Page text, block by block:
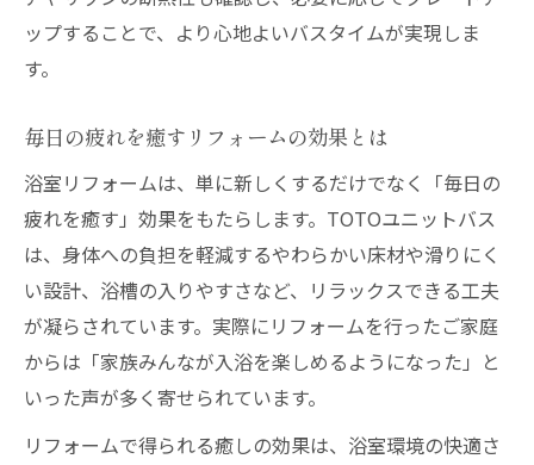
ップすることで、より心地よいバスタイムが実現しま
す。
毎日の疲れを癒すリフォームの効果とは
浴室リフォームは、単に新しくするだけでなく「毎日の
疲れを癒す」効果をもたらします。TOTOユニットバス
は、身体への負担を軽減するやわらかい床材や滑りにく
い設計、浴槽の入りやすさなど、リラックスできる工夫
が凝らされています。実際にリフォームを行ったご家庭
からは「家族みんなが入浴を楽しめるようになった」と
いった声が多く寄せられています。
リフォームで得られる癒しの効果は、浴室環境の快適さ